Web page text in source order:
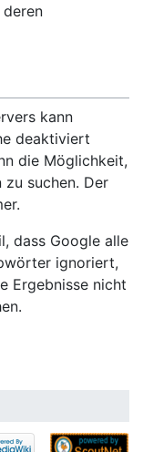
kann
deaktiviert
die Möglichkeit,
suchen. Der
dass Google alle
ignoriert,
Ergebnisse nicht